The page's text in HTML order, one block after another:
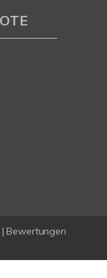
Bewertungen